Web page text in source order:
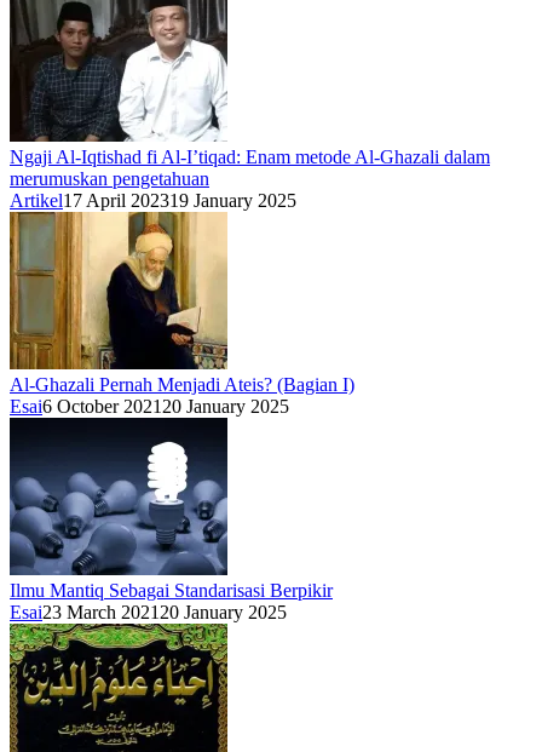
Ngaji Al-Iqtishad fi Al-I’tiqad: Enam metode Al-Ghazali dalam
merumuskan pengetahuan
Artikel17 April 202319 January 2025
Al-Ghazali Pernah Menjadi Ateis? (Bagian I)
Esai6 October 2021 20 January 2025
Ilmu Mantiq Sebagai Standarisasi Berpikir
Esai23 March 2021 20 January 2025